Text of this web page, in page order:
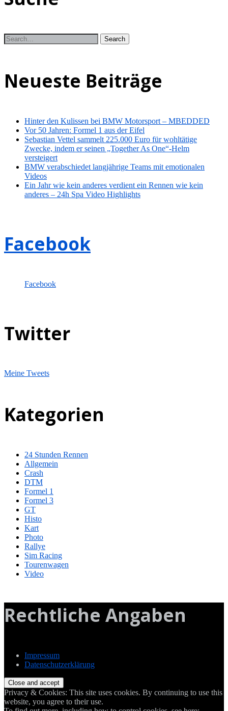
Neueste Beiträge
Hinter den Kulissen bei BMW Motorsport – MBEDDED
Vor 50 Jahren: Formel 1 aus der Eifel
Sebastian Vettel sammelt 225.000 Euro für wohltätige
Zwecke, indem er seinen „Together As One“-Helm
versteigert
BMW verabschiedet langjährige Teams mit emotionalen
Videos
Ein Jahr wie kein anderes verdient ein Rennen wie kein
anderes – 24h Spa Video Highlights
Facebook
Facebook
Twitter
Meine Tweets
Kategorien
24 Stunden Rennen
Allgemein
Crash
DTM
Formel 1
Formel 3
GT
Histo
Kart
Photo
Rallye
Sim Racing
Tourenwagen
Video
Rechtliche Angaben
Impressum
Datenschutzerklärung
Privacy & Cookies: This site uses cookies. By continuing to use this
website, you agree to their use.